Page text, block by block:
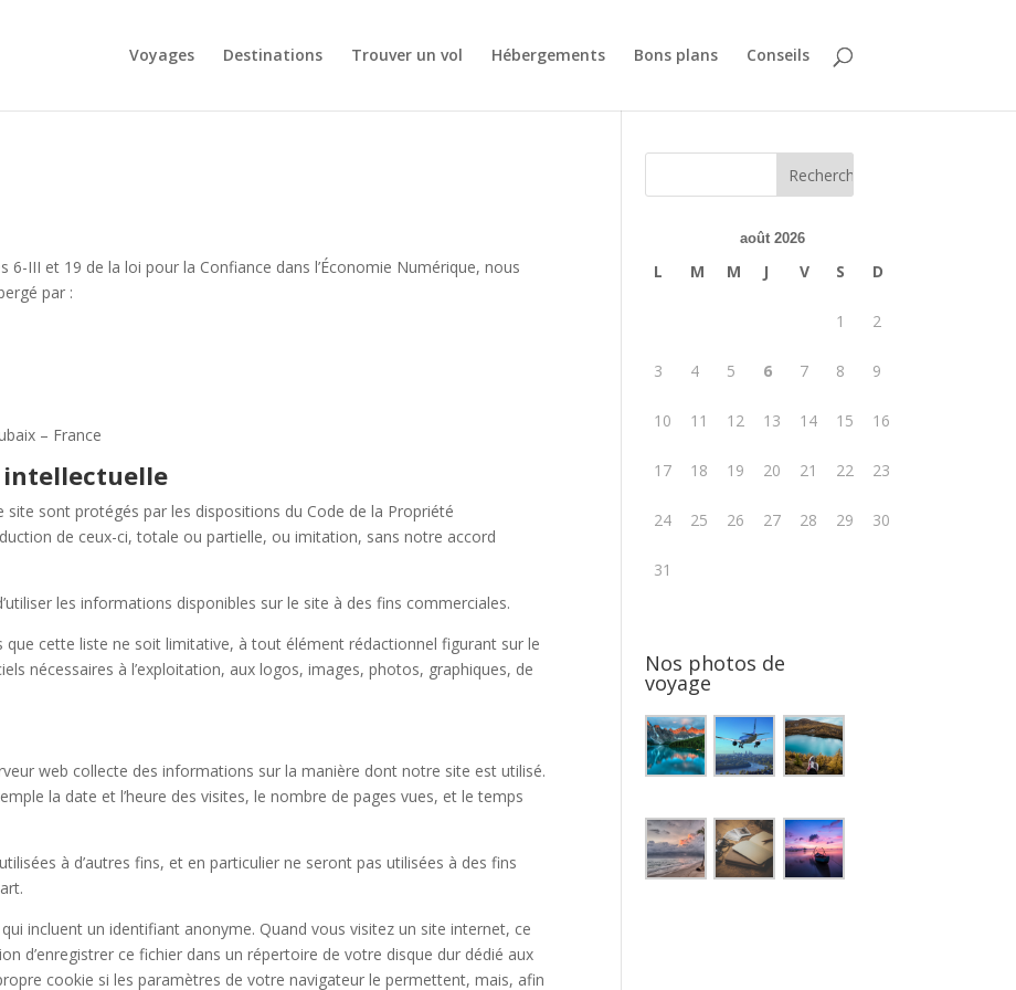
Voyages Destinations Trouver un vol Hébergements Bons plans Conseils
III et 19 de la loi pour la Confiance dans l’Économie Numérique, nous
par :
– France
intellectuelle
site sont protégés par les dispositions du Code de la Propriété
de ceux-ci, totale ou partielle, ou imitation, sans notre accord
les informations disponibles sur le site à des fins commerciales.
que cette liste ne soit limitative, à tout élément rédactionnel figurant sur le
nécessaires à l’exploitation, aux logos, images, photos, graphiques, de
web collecte des informations sur la manière dont notre site est utilisé.
la date et l’heure des visites, le nombre de pages vues, et le temps
à d’autres fins, et en particulier ne seront pas utilisées à des fins
incluent un identifiant anonyme. Quand vous visitez un site internet, ce
d’enregistrer ce fichier dans un répertoire de votre disque dur dédié aux
cookie si les paramètres de votre navigateur le permettent, mais, afin
août 2026
L M M J V S D
1 2
3 4 5 6 7 8 9
10 11 12 13 14 15 16
17 18 19 20 21 22 23
24 25 26 27 28 29 30
31
Nos photos de
voyage